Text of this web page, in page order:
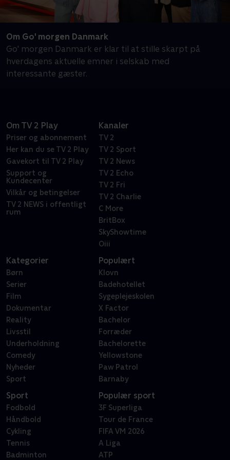
Om Go' morgen Danmark
Go' morgen Danmark er klar til at stille skarpt på
hverdagens aktuelle emner i selskab med
interessante gæster.
Om TV 2 Play
Priser og abonnement
Her kan du se TV 2 Play
Gavekort til TV 2 Play
Support og
Kundecenter
Vilkår og betingelser
TV 2 NEWS i offentligt
rum
Kanaler
TV 2
TV 2 Sport
TV 2 News
TV 2 Echo
TV 2 Fri
TV 2 Charlie
C More
BritBox
SkyShowtime
Oiii
Kategorier
Børn
Serier
Film
Dokumentar
Reality
Livsstil
Underholdning
Comedy
Nyheder
Sport
Populært
Klovn
Badehotellet
Sygeplejeskolen
X Factor
Bachelor
Forræder
Bachelorette
Yellowstone
Paw Patrol
Barnaby
Sport
Fodbold
Håndbold
Cykling
Tennis
Badminton
Populær sport
3F Superliga
Tour de France
FIFA VM 2026
A Liga
ATP